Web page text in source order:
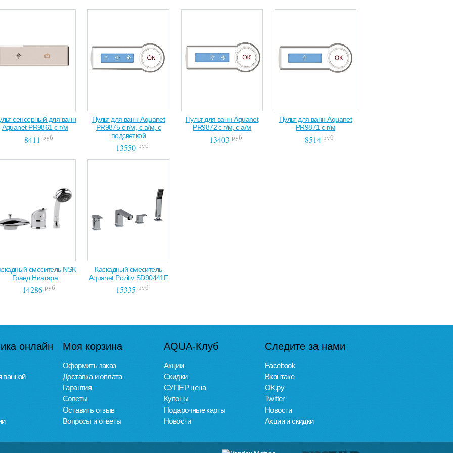
сенсорный для ванн
Aquanet PR9861 с г/м
8411 руб
Пульт для ванн Aquanet
PR9875 с г/м, с а/м, с
подсветкой
13550 руб
Пульт для ванн Aquanet
PR9872 с г/м, с а/м
13403 руб
Пульт для ванн Aquanet
PR9871 с г/м
8514 руб
смеситель NSK
Гранд Ниагара
14286 руб
Каскадный смеситель
Aquanet Pozitiv SD90441F
15335 руб
онлайн Моя корзина
Оформить заказ
Доставка и оплата
Гарантия
Советы
Оставить отзыв
Вопросы и ответы
AQUA-Клуб
Акции
Скидки
СУПЕР цена
Купоны
Подарочные карты
Новости
Следите за нами
Facebook
Вконтаке
ОК.ру
Twitter
Новости
Акции и скидки